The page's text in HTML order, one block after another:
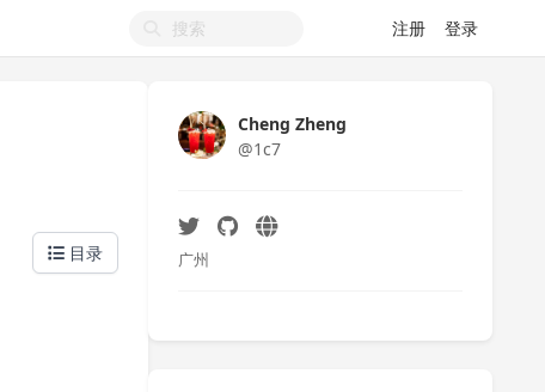
注册 登录
目录
Cheng Zheng
@1c7
广州